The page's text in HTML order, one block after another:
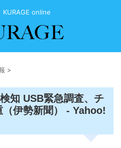
KURAGE online
>
知 USB緊急調査、チ
（伊勢新聞） - Yahoo!